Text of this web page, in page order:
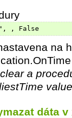
, False
na
a
dáta v